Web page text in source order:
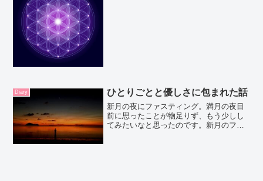
Diary ひとりごとと優しさに包まれた話
新月の夜にファスティング。満月の夜目
前に思ったことが物足りず、もう少しし
てみたいなと思ったのです。新月のファ